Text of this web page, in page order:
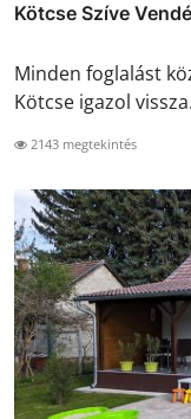
Kötcse Szíve
Minden foglalást
Kötcse igazol
2143 megtekintés